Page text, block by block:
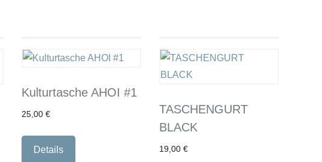
Kulturtasche AHOI #1
25,00€
Details
TASCHENGURT
BLACK
19,00€